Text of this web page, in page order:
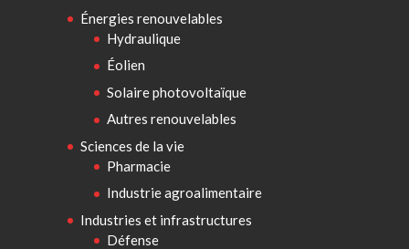
Énergies renouvelables
Hydraulique
Éolien
Solaire photovoltaïque
Autres renouvelables
Sciences de la vie
Pharmacie
Industrie agroalimentaire
Industries et infrastructures
Défense